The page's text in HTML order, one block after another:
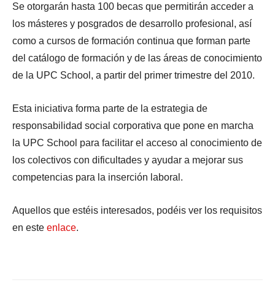
Se otorgarán hasta 100 becas que permitirán acceder a
los másteres y posgrados de desarrollo profesional, así
como a cursos de formación continua que forman parte
del catálogo de formación y de las áreas de conocimiento
de la UPC School, a partir del primer trimestre del 2010.
Esta iniciativa forma parte de la estrategia de
responsabilidad social corporativa que pone en marcha
la UPC School para facilitar el acceso al conocimiento de
los colectivos con dificultades y ayudar a mejorar sus
competencias para la inserción laboral.
Aquellos que estéis interesados, podéis ver los requisitos
en este enlace.